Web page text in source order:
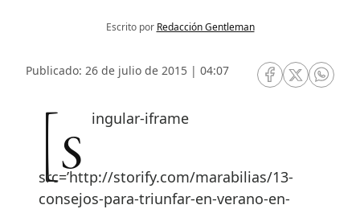
Escrito por Redacción Gentleman
Publicado: 26 de julio de 2015 | 04:07
RRSS Facebook
RRSSRRSS
[singular-iframe
src=’http://storify.com/marabilias/13-
consejos-para-triunfar-en-verano-en-